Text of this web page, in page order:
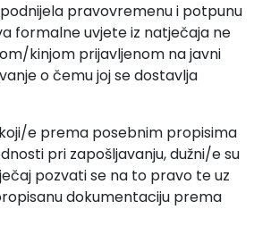
pravovremenu i potpunu
formalne uvjete iz natječaja ne
kinjom prijavljenom na javni
o čemu joj se dostavlja
e prema posebnim propisima
pri zapošljavanju, dužni/e su
pozvati se na to pravo te uz
dokumentaciju prema